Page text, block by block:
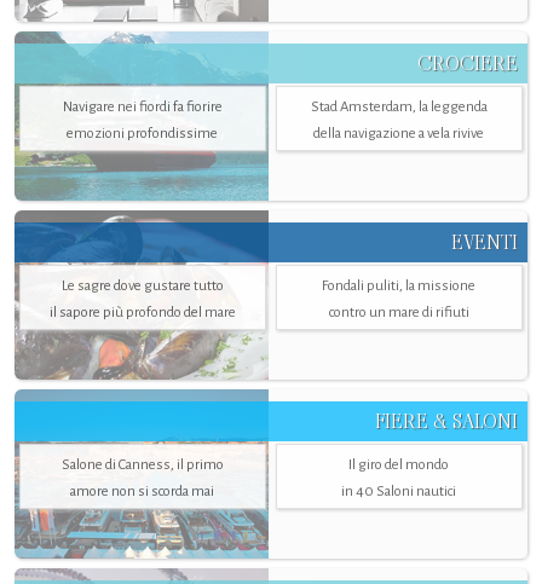
CROCIERE
Navigare nei fiordi fa fiorire
emozioni profondissime
Stad Amsterdam, la leggenda
della navigazione a vela rivive
EVENTI
Le sagre dove gustare tutto
il sapore più profondo del mare
Fondali puliti, la missione
contro un mare di rifiuti
FIERE & SALONI
Salone di Canness, il primo
amore non si scorda mai
Il giro del mondo
in 40 Saloni nautici